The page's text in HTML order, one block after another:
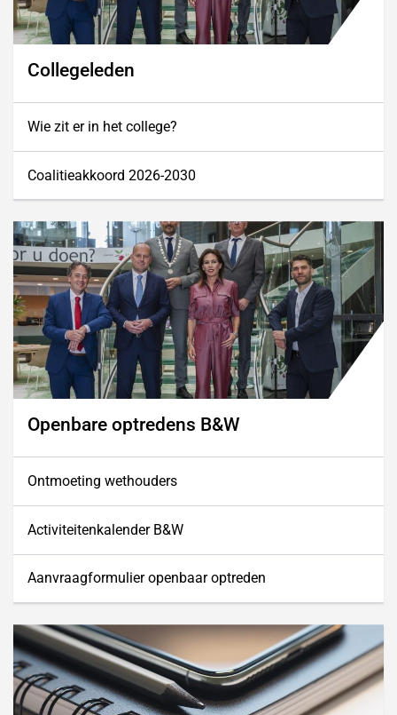
Collegeleden
Wie zit er in het college?
Coalitieakkoord 2026-2030
Openbare optredens B&W
Ontmoeting wethouders
Activiteitenkalender B&W
Aanvraagformulier openbaar optreden